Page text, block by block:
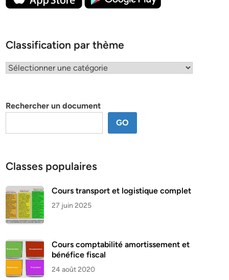
Classification par thème
Classification
Rechercher un document
GO
Classes populaires
Cours transport et logistique complet
27 juin 2025
Cours comptabilité amortissement et
bénéfice fiscal
24 août 2020